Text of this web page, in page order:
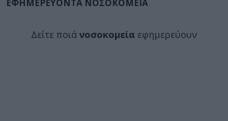
ΕΦΗΜΕΡΕΥΟΝΤΑ ΝΟΣΟΚΟΜΕΙΑ
Δείτε ποιά νοσοκομεία εφημερεύουν